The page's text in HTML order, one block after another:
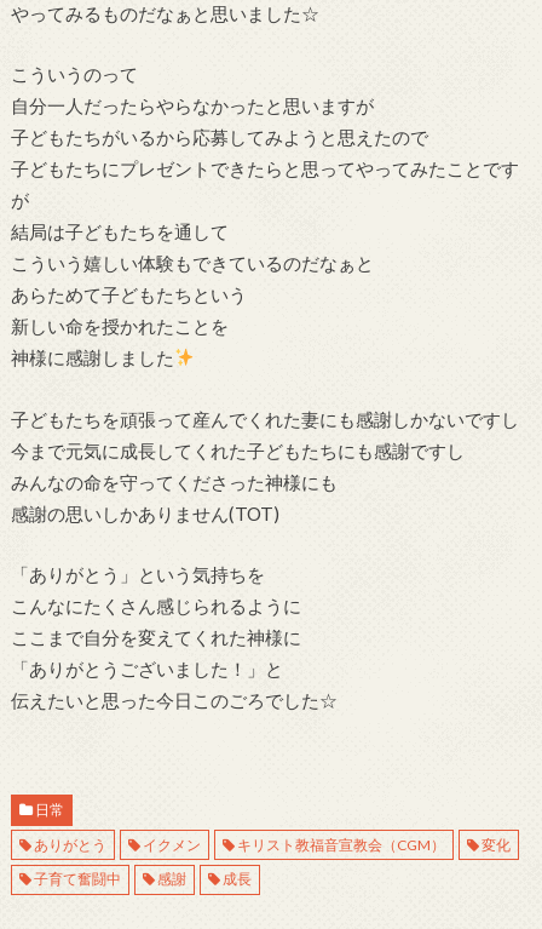
やってみるものだなぁと思いました☆
こういうのって
自分一人だったらやらなかったと思いますが
子どもたちがいるから応募してみようと思えたので
子どもたちにプレゼントできたらと思ってやってみたことです
が
結局は子どもたちを通して
こういう嬉しい体験もできているのだなぁと
あらためて子どもたちという
新しい命を授かれたことを
神様に感謝しました
子どもたちを頑張って産んでくれた妻にも感謝しかないですし
今まで元気に成長してくれた子どもたちにも感謝ですし
みんなの命を守ってくださった神様にも
感謝の思いしかありません(TOT)
「ありがとう」という気持ちを
こんなにたくさん感じられるように
ここまで自分を変えてくれた神様に
「ありがとうございました！」と
伝えたいと思った今日このごろでした☆
日常
ありがとう
イクメン キリスト教福音宣教会（CGM）
変化
子育て奮闘中
感謝 成長